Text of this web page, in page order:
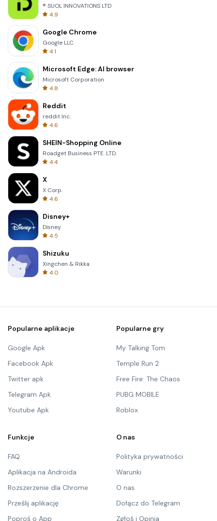
® SUOL INNOVATIONS LTD
4.9
Google Chrome
Google LLC
4.1
Microsoft Edge: AI browser
Microsoft Corporation
4.8
Reddit
reddit Inc.
4.6
SHEIN-Shopping Online
Roadget Business PTE. LTD.
4.4
X
X Corp.
4.6
Disney+
Disney
4.5
Shizuku
Xingchen & Rikka
4.0
Popularne aplikacje
Google Apk
Facebook Apk
Twitter apk
Telegram Apk
Youtube Apk
Popularne gry
My Talking Tom
Temple Run 2
Free Fire: The Chaos
PUBG MOBILE
Roblox
Funkcje
FAQ
Aplikacja na Androida
Rozszerzenie dla Chrome
Prześlij aplikację
Poproś o App
O nas
Polityka prywatności
Warunki
O nas
Dołącz do Telegram
Zgłoś i Opinia